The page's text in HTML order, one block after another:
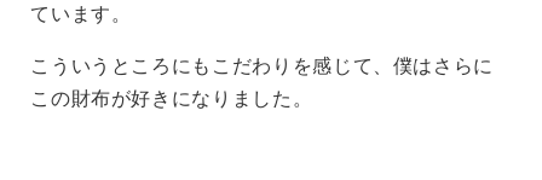
ています。
こういうところにもこだわりを感じて、僕はさらに
この財布が好きになりました。